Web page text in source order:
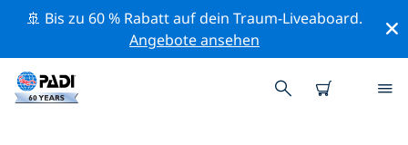
🚢 Bis zu 60 % Rabatt auf dein Traum-Liveaboard.
Angebote ansehen